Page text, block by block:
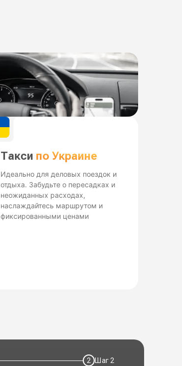
Такси по Украине
Идеально для деловых поездок и
отдыха. Забудьте о пересадках и
неожиданных расходах,
наслаждайтесь маршрутом и
фиксированными ценами
2 Шаг2